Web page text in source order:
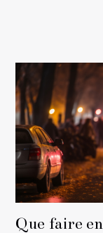
Que faire en